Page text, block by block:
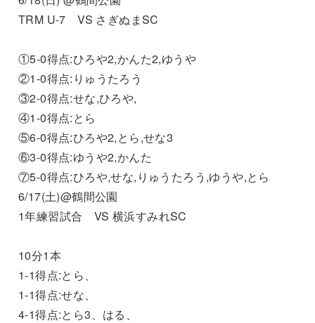
TRM U-7 VS さぎぬまSC
①5-0得点:ひろや2,かんた2,ゆうや
②1-0得点:りゅうたろう
③2-0得点:せな,ひろや,
④1-0得点:とら
⑤6-0得点:ひろや2,とら,せな3
⑥3-0得点:ゆうや2,かんた
⑦5-0得点:ひろや,せな,りゅうたろう,ゆうや,とら
6/17(土)@鶴間公園
1年練習試合 VS 横浜すみれSC
10分1本
1-1得点:とら、
1-1得点:せな、
4-1得点:とら3、はる、